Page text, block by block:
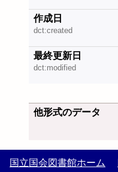
作成日
dct:created
最終更新日
dct:modified
他形式のデータ
国立国会図書館ホーム